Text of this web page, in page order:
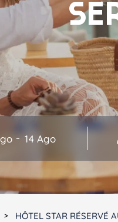
Valentin
Valentin
CADIX
Valentin
Adultes
HÔTEL STAR RÉSERVÉ